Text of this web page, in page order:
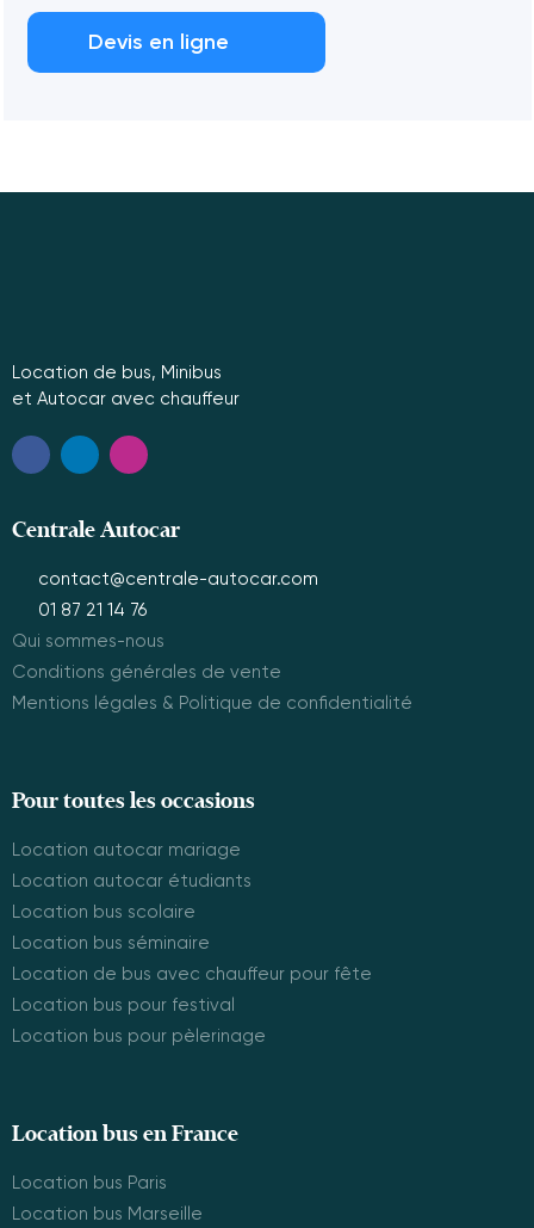
Devis en ligne
Location de bus, Minibus
et Autocar avec chauffeur
Centrale Autocar
contact@centrale-autocar.com
01 87 21 14 76
Qui sommes-nous
Conditions générales de vente
Mentions légales & Politique de confidentialité
Pour toutes les occasions
Location autocar mariage
Location autocar étudiants
Location bus scolaire
Location bus séminaire
Location de bus avec chauffeur pour fête
Location bus pour festival
Location bus pour pèlerinage
Location bus en France
Location bus Paris
Location bus Marseille